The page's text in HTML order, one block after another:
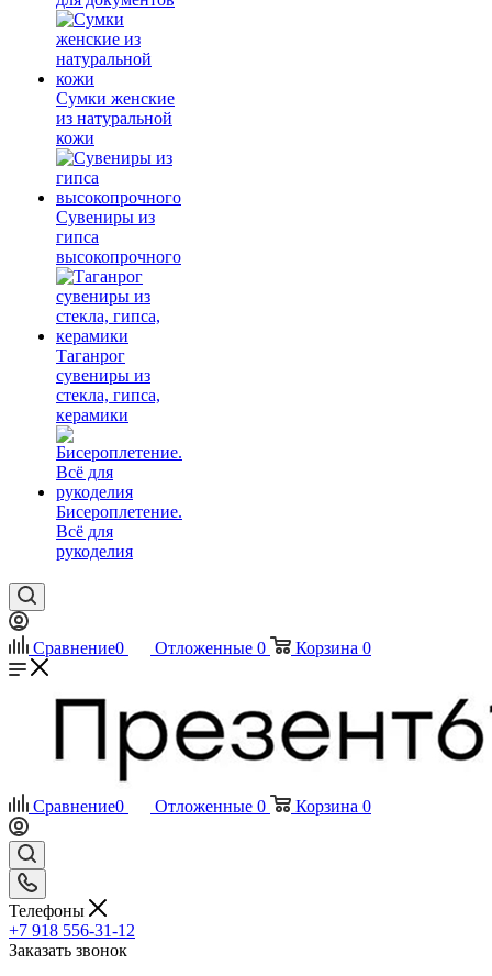
Сумки женские
из натуральной
кожи
Сувениры из
гипса
высокопрочного
Таганрог
сувениры из
стекла, гипса,
керамики
Бисероплетение.
Всё для
рукоделия
Сравнение0 Отложенные 0 Корзина 0
Сравнение0 Отложенные 0 Корзина 0
Телефоны
+7 918 556-31-12
Заказать звонок